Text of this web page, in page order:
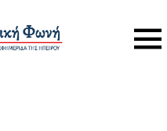
Menu